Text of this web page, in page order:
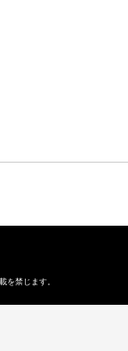
を禁じます。